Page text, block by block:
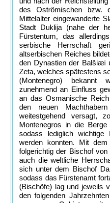
des Oströmischen bzw.
Mittelalter eingewanderte
Stadt Duklija (nahe der
Fürstentum, das
serbische Herrschaft
altserbischen Reiches
den Dynastien der Balšiæi
Zeta, welches spätestens
(Montenegro) bekannt
zunehmend an Einfluss
an das Osmanische
den neuen
weitestgehend versagt,
Montenegros in die
sodass lediglich wichtige
werden konnten. Mit
folgerichtig der Bischof
auch die weltliche
sich unter dem Bischof
sodass das Fürstenamt
(Bischöfe) lag und jeweils
den folgenden